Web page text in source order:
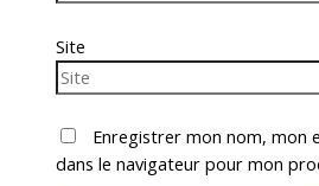
Site
Enregistrer mon nom, mon
dans le navigateur pour mon